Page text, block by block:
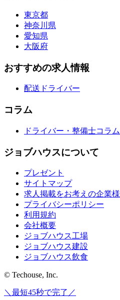
東京都
神奈川県
愛知県
大阪府
おすすめの求人情報
配送ドライバー
コラム
ドライバー・整備士コラム
ジョブハウスについて
プレゼント
サイトマップ
求人掲載をお考えの企業様
プライバシーポリシー
利用規約
会社概要
ジョブハウス工場
ジョブハウス建設
ジョブハウス飲食
© Techouse, Inc.
＼最短45秒で完了／